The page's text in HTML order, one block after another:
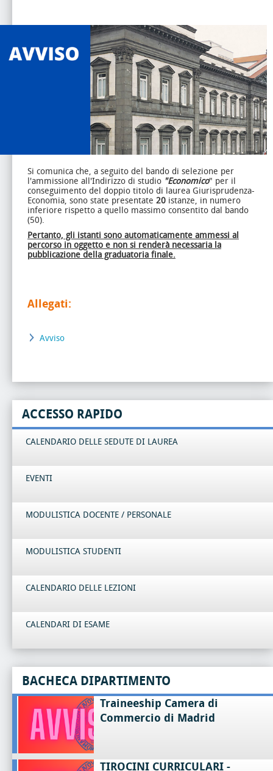
Si comunica che, a seguito del bando di selezione per
l'ammissione all'Indirizzo di studio "Economico" per il
conseguimento del doppio titolo di laurea Giurisprudenza-
Economia, sono state presentate 20 istanze, in numero
inferiore rispetto a quello massimo consentito dal bando
(50).
Pertanto, gli istanti sono automaticamente ammessi al
percorso in oggetto e non si renderà necessaria la
pubblicazione della graduatoria finale.
Allegati:
Avviso
ACCESSO RAPIDO
CALENDARIO DELLE SEDUTE DI LAUREA
EVENTI
MODULISTICA DOCENTE / PERSONALE
MODULISTICA STUDENTI
CALENDARIO DELLE LEZIONI
CALENDARI DI ESAME
BACHECA DIPARTIMENTO
Traineeship Camera di
Commercio di Madrid
TIROCINI CURRICULARI -